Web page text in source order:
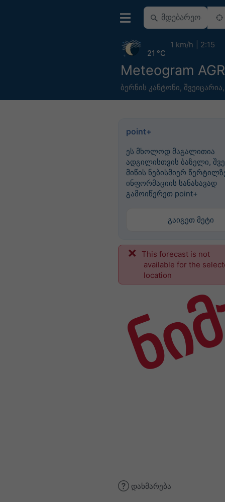
Meteogram
ბერნის კანტონი, შვეიცარია
21 °C
1 km/h 2:15
point+
ეს მხოლოდ მაგალითია
ადგილისთვის ბაზელი,
მიწის ნებისმიერ
ინფორმაციის სანახავად
გამოიწერეთ point+
გაიგეთ მეტი
This forecast is not
available for the
location
დახმარება